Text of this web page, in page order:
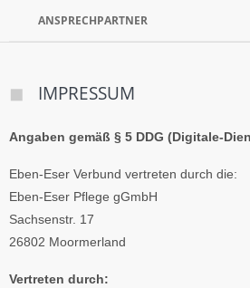
ANSPRECHPARTNER
IMPRESSUM
Angaben gemäß § 5 DDG (Digitale-
Eben-Eser Verbund vertreten durch die:
Eben-Eser Pflege gGmbH
Sachsenstr. 17
26802 Moormerland
Vertreten durch: